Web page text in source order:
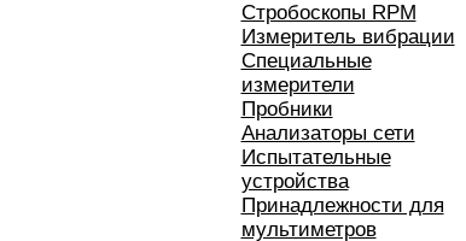
Стробоскопы RPM
Измеритель вибрации
Специальные
измерители
Пробники
Анализаторы сети
Испытательные
устройства
Принадлежности для
мультиметров